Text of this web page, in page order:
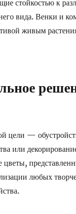
стойкостью к
вида. Венки и
живым
цели —
или
любых